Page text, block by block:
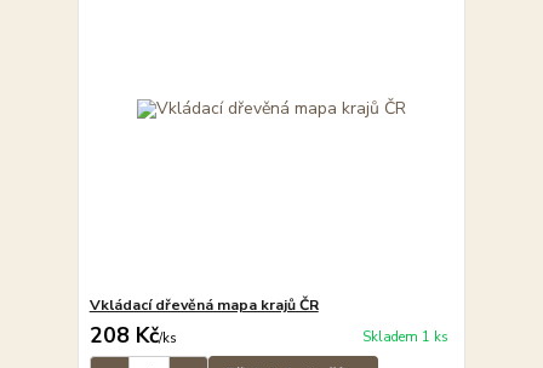
Vkládací dřevěná mapa krajů ČR
208 Kč/ks Skladem 1 ks